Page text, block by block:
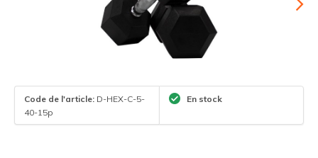
Code de l'article: D-HEX-C-5-
40-15p
En stock